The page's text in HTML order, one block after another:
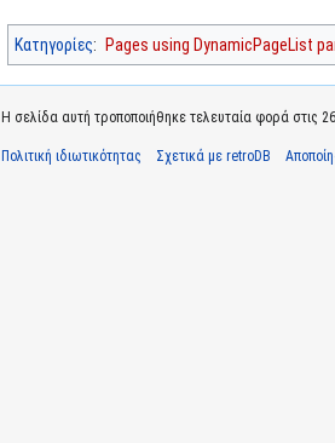
Κατηγορίες: Pages using DynamicPageList
Η σελίδα αυτή τροποποιήθηκε τελευταία φορά στις
Πολιτική ιδιωτικότητας Σχετικά με retroDB